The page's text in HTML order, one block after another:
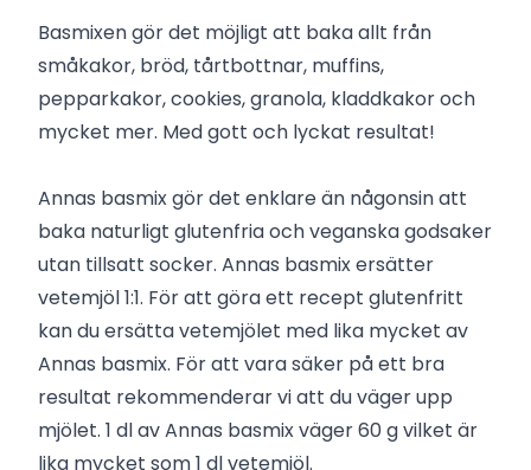
Basmixen gör det möjligt att baka allt från
småkakor, bröd, tårtbottnar, muffins,
pepparkakor, cookies, granola, kladdkakor och
mycket mer. Med gott och lyckat resultat!
Annas basmix gör det enklare än någonsin att
baka naturligt glutenfria och veganska godsaker
utan tillsatt socker. Annas basmix ersätter
vetemjöl 1:1. För att göra ett recept glutenfritt
kan du ersätta vetemjölet med lika mycket av
Annas basmix. För att vara säker på ett bra
resultat rekommenderar vi att du väger upp
mjölet. 1 dl av Annas basmix väger 60 g vilket är
lika mycket som 1 dl vetemjöl.